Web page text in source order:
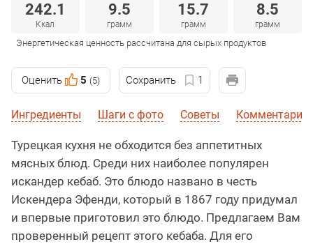
242.1
Ккал
9.5
грамм
15.7
грамм
8.5
грамм
Энергетическая ценность рассчитана для сырых продуктов
Оценить 5 (5) Сохранить 1
Ингредиенты Шаги с фото Советы Комментарии
Турецкая кухня не обходится без аппетитных
мясных блюд. Среди них наиболее популярен
искандер кебаб. Это блюдо названо в честь
Искендера Эфенди, который в 1867 году придумал
и впервые приготовил это блюдо. Предлагаем Вам
проверенный рецепт этого кебаба. Для его